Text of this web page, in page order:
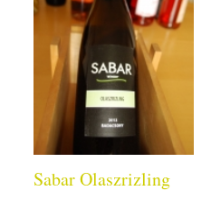
Sabar Olaszrizling